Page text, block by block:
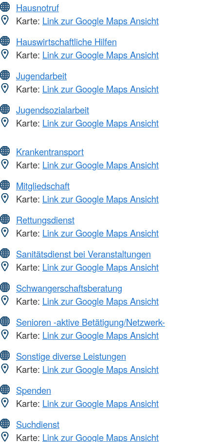
Hausnotruf
Karte: Link zur Google Maps Ansicht
Hauswirtschaftliche Hilfen
Karte: Link zur Google Maps Ansicht
Jugendarbeit
Karte: Link zur Google Maps Ansicht
Jugendsozialarbeit
Karte: Link zur Google Maps Ansicht
Krankentransport
Karte: Link zur Google Maps Ansicht
Mitgliedschaft
Karte: Link zur Google Maps Ansicht
Rettungsdienst
Karte: Link zur Google Maps Ansicht
Sanitätsdienst bei Veranstaltungen
Karte: Link zur Google Maps Ansicht
Schwangerschaftsberatung
Karte: Link zur Google Maps Ansicht
Senioren -aktive Betätigung/Netzwerk-
Karte: Link zur Google Maps Ansicht
Sonstige diverse Leistungen
Karte: Link zur Google Maps Ansicht
Spenden
Karte: Link zur Google Maps Ansicht
Suchdienst
Karte: Link zur Google Maps Ansicht